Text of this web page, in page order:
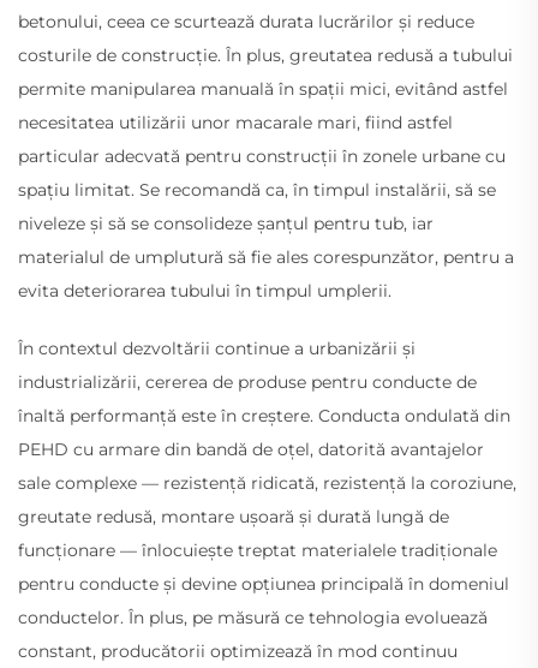
betonului, ceea ce scurtează durata lucrărilor și reduce
costurile de construcție. În plus, greutatea redusă a tubului
permite manipularea manuală în spații mici, evitând astfel
necesitatea utilizării unor macarale mari, fiind astfel
particular adecvată pentru construcții în zonele urbane cu
spațiu limitat. Se recomandă ca, în timpul instalării, să se
niveleze și să se consolideze șanțul pentru tub, iar
materialul de umplutură să fie ales corespunzător, pentru a
evita deteriorarea tubului în timpul umplerii.
În contextul dezvoltării continue a urbanizării și
industrializării, cererea de produse pentru conducte de
înaltă performanță este în creștere. Conducta ondulată din
PEHD cu armare din bandă de oțel, datorită avantajelor
sale complexe — rezistență ridicată, rezistență la coroziune,
greutate redusă, montare ușoară și durată lungă de
funcționare — înlocuiește treptat materialele tradiționale
pentru conducte și devine opțiunea principală în domeniul
conductelor. În plus, pe măsură ce tehnologia evoluează
constant, producătorii optimizează în mod continuu